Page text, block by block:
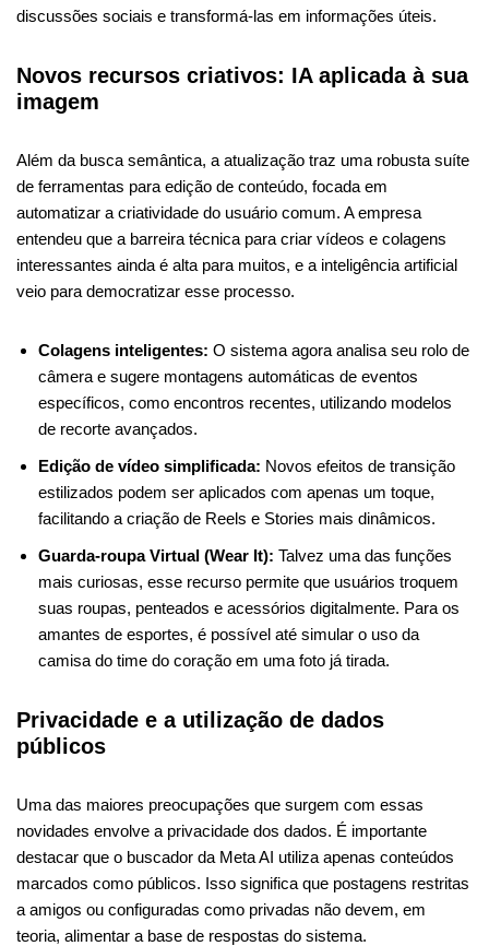
discussões sociais e transformá-las em informações úteis.
Novos recursos criativos: IA aplicada à sua
imagem
Além da busca semântica, a atualização traz uma robusta suíte
de ferramentas para edição de conteúdo, focada em
automatizar a criatividade do usuário comum. A empresa
entendeu que a barreira técnica para criar vídeos e colagens
interessantes ainda é alta para muitos, e a inteligência artificial
veio para democratizar esse processo.
Colagens inteligentes: O sistema agora analisa seu rolo de
câmera e sugere montagens automáticas de eventos
específicos, como encontros recentes, utilizando modelos
de recorte avançados.
Edição de vídeo simplificada: Novos efeitos de transição
estilizados podem ser aplicados com apenas um toque,
facilitando a criação de Reels e Stories mais dinâmicos.
Guarda-roupa Virtual (Wear It): Talvez uma das funções
mais curiosas, esse recurso permite que usuários troquem
suas roupas, penteados e acessórios digitalmente. Para os
amantes de esportes, é possível até simular o uso da
camisa do time do coração em uma foto já tirada.
Privacidade e a utilização de dados
públicos
Uma das maiores preocupações que surgem com essas
novidades envolve a privacidade dos dados. É importante
destacar que o buscador da Meta AI utiliza apenas conteúdos
marcados como públicos. Isso significa que postagens restritas
a amigos ou configuradas como privadas não devem, em
teoria, alimentar a base de respostas do sistema.